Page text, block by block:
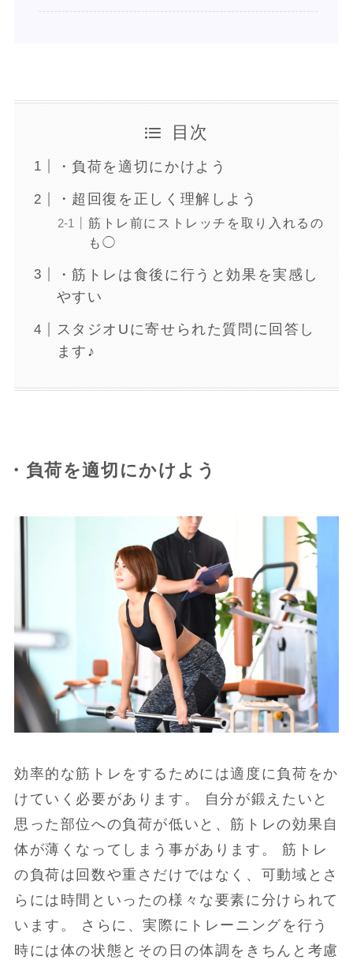
目次
・負荷を適切にかけよう
・超回復を正しく理解しよう
筋トレ前にストレッチを取り入れるの
も◯
・筋トレは食後に行うと効果を実感し
やすい
スタジオUに寄せられた質問に回答し
ます♪
・負荷を適切にかけよう
効率的な筋トレをするためには適度に負荷をか
けていく必要があります。 自分が鍛えたいと
思った部位への負荷が低いと、筋トレの効果自
体が薄くなってしまう事があります。 筋トレ
の負荷は回数や重さだけではなく、可動域とさ
らには時間といったの様々な要素に分けられて
います。 さらに、実際にトレーニングを行う
時には体の状態とその日の体調をきちんと考慮